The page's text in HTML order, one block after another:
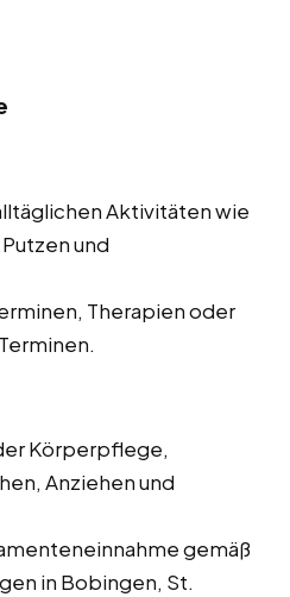
Aktivitäten wie
und
Therapien oder
Körperpflege,
Anziehen und
gemäß
in Bobingen, St.